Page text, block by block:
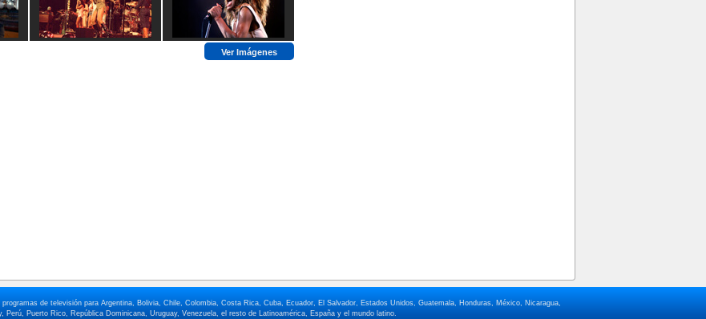
Ver Imágenes
de televisión para Argentina, Bolivia, Chile, Colombia, Costa Rica, Cuba, Ecuador, El Salvador, Estados Unidos, Guatemala, Honduras, México, Nicaragua,
Perú, Puerto Rico, República Dominicana, Uruguay, Venezuela, el resto de Latinoamérica, España y el mundo latino.